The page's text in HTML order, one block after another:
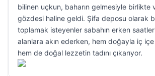
bilinen uçkun, baharın gelmesiyle birlikte
gözdesi haline geldi. Şifa deposu olarak
toplamak isteyenler sabahın erken
alanlara akın ederken, hem doğayla iç
hem de doğal lezzetin tadını çıkarıyor.